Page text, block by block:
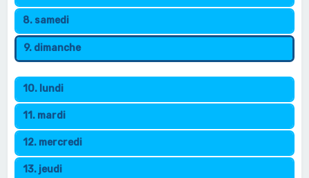
8. samedi
9. dimanche
10. lundi
11. mardi
12. mercredi
13. jeudi